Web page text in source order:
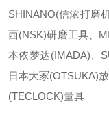
SHINANO(信浓打磨
西(NSK)研磨工具、
本依梦达(IMADA)、
日本大冢(OTSUKA)
(TECLOCK)量具